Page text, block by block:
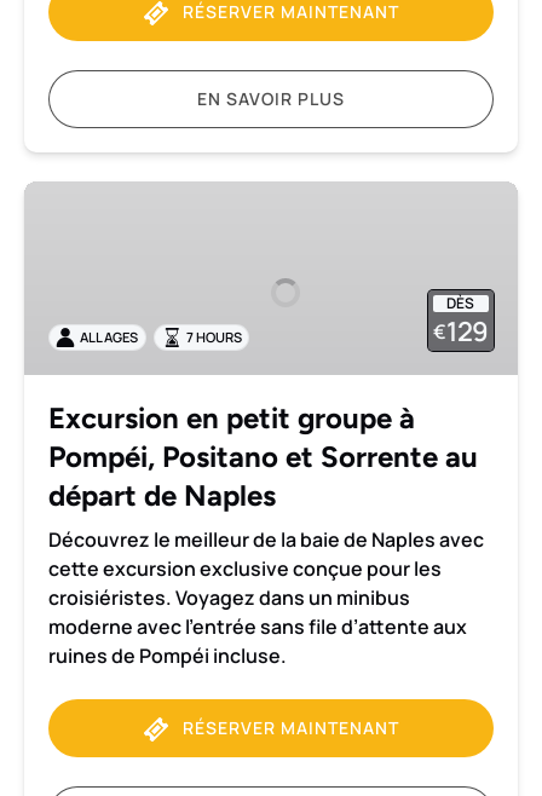
RÉSERVER MAINTENANT
EN SAVOIR PLUS
Excursion
Pompéi,
Positano
Sorrente
départ
Naples
DÈS
€129
ALL AGES 7 HOURS
Excursion en petit groupe à
Pompéi, Positano et Sorrente au
départ de Naples
Découvrez le meilleur de la baie de Naples avec
cette excursion exclusive conçue pour les
croisiéristes. Voyagez dans un minibus
moderne avec l’entrée sans file d’attente aux
ruines de Pompéi incluse.
RÉSERVER MAINTENANT